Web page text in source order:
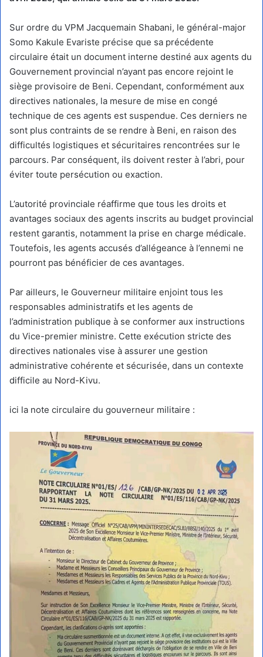
Sur ordre du VPM Jacquemain Shabani, le général-major
Somo Kakule Evariste précise que sa précédente
circulaire était un document interne destiné aux agents du
Gouvernement provincial n’ayant pas encore rejoint le
siège provisoire de Beni. Cependant, conformément aux
directives nationales, la mesure de mise en congé
technique de ces agents est suspendue. Ces derniers ne
sont plus contraints de se rendre à Beni, en raison des
difficultés logistiques et sécuritaires rencontrées sur le
parcours. Par conséquent, ils doivent rester à l’abri, pour
éviter toute persécution ou exaction.
L’autorité provinciale réaffirme que tous les droits et
avantages sociaux des agents inscrits au budget provincial
restent garantis, notamment la prise en charge médicale.
Toutefois, les agents accusés d’allégeance à l’ennemi ne
pourront pas bénéficier de ces avantages.
Par ailleurs, le Gouverneur militaire enjoint tous les
responsables administratifs et les agents de
l’administration publique à se conformer aux instructions
du Vice-premier ministre. Cette exécution stricte des
directives nationales vise à assurer une gestion
administrative cohérente et sécurisée, dans un contexte
difficile au Nord-Kivu.
ici la note circulaire du gouverneur militaire :